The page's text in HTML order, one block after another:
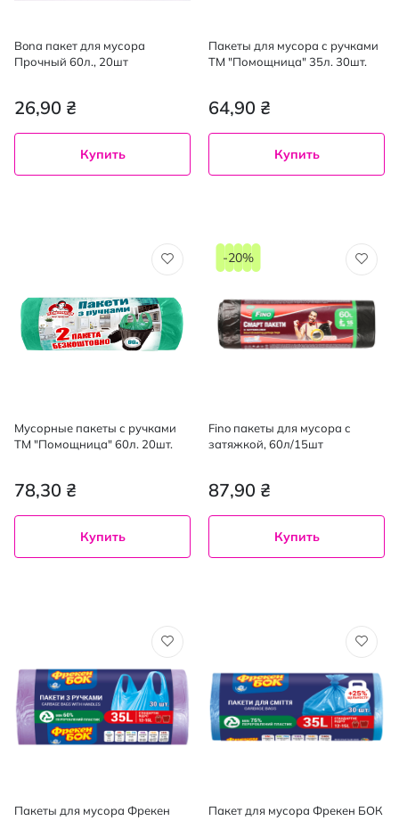
Bona пакет для мусора
Прочный 60л., 20шт
26,90 ₴
Купить
Пакеты для мусора с ручками
ТМ "Помощница" 35л. 30шт.
64,90 ₴
Купить
Мусорные пакеты с ручками
ТМ "Помощница" 60л. 20шт.
78,30 ₴
Купить
Fino пакеты для мусора с
затяжкой, 60л/15шт
87,90 ₴
-20%
Купить
Пакеты для мусора Фрекен
Пакет для мусора Фрекен БОК